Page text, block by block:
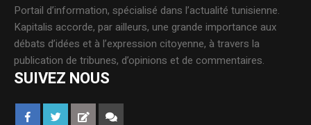
Portail d’information, spécialisé dans l’actualité tunisienne.
Kapitalis accorde, par ailleurs, une grande importance aux
débats d’idées et à l’expression citoyenne, à travers la
publication de tribunes, d’opinions et de commentaires.
SUIVEZ NOUS